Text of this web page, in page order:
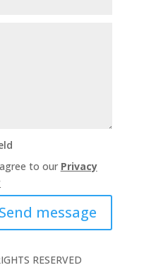
to our Privacy
Send message
RESERVED